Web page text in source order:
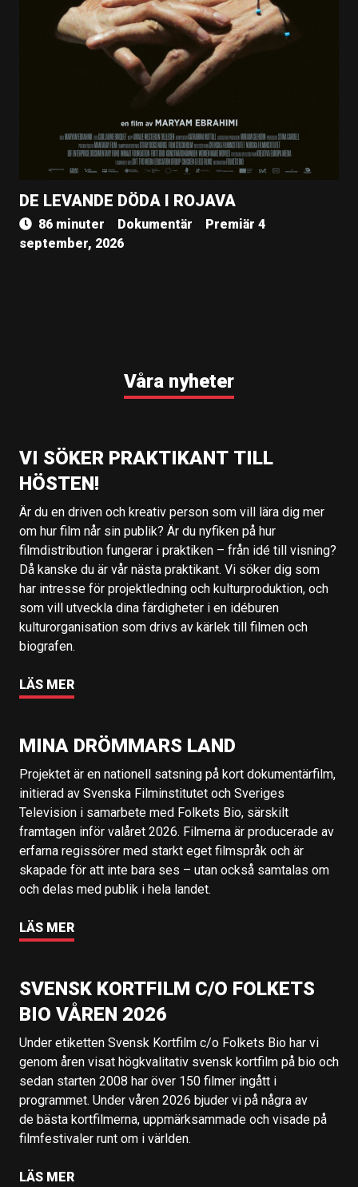
DE LEVANDE DÖDA I ROJAVA
86 minuter Dokumentär
Premiär 4
september, 2026
Våra nyheter
VI SÖKER PRAKTIKANT TILL
HÖSTEN!
Är du en driven och kreativ person som vill lära dig mer
om hur film når sin publik? Är du nyfiken på hur
filmdistribution fungerar i praktiken – från idé till visning?
Då kanske du är vår nästa praktikant. Vi söker dig som
har intresse för projektledning och kulturproduktion, och
som vill utveckla dina färdigheter i en idéburen
kulturorganisation som drivs av kärlek till filmen och
biografen.
LÄS MER
MINA DRÖMMARS LAND
Projektet är en nationell satsning på kort dokumentärfilm,
initierad av Svenska Filminstitutet och Sveriges
Television i samarbete med Folkets Bio, särskilt
framtagen inför valåret 2026. Filmerna är producerade av
erfarna regissörer med starkt eget filmspråk och är
skapade för att inte bara ses – utan också samtalas om
och delas med publik i hela landet.
LÄS MER
SVENSK KORTFILM C/O FOLKETS
BIO VÅREN 2026
Under etiketten Svensk Kortfilm c/o Folkets Bio har vi
genom åren visat högkvalitativ svensk kortfilm på bio och
sedan starten 2008 har över 150 filmer ingått i
programmet. Under våren 2026 bjuder vi på några av
de bästa kortfilmerna, uppmärksammade och visade på
filmfestivaler runt om i världen.
LÄS MER